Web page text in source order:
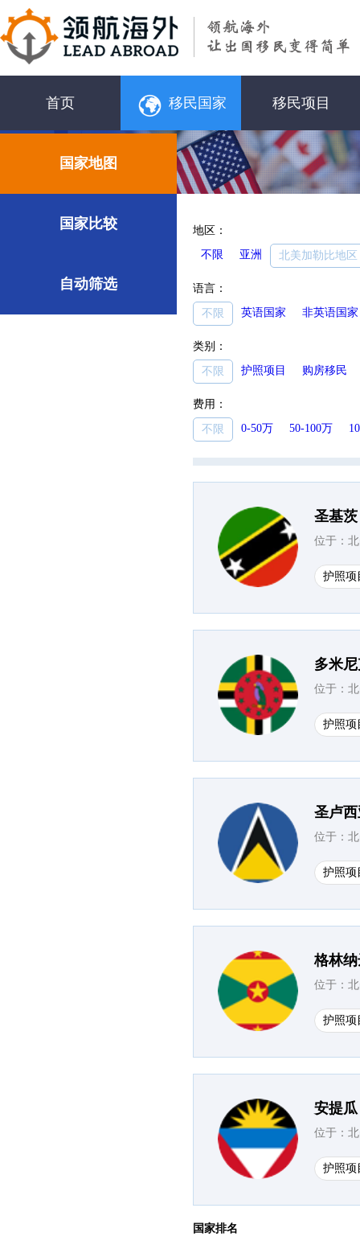
首页 移民国家 移民项目
国家地图
国家比较
自动筛选
地区：
不限
亚洲 北美加勒比地区
语言：
不限 英语国家 非英语国家
类别：
不限 护照项目 购房移民
费用：
不限 0-50万 50-100万
圣基茨
位于：
护照项
多米
位于：
护照项
圣卢
位于：
护照项
格林
位于：
护照项
安提瓜
位于：
护照项
国家排名